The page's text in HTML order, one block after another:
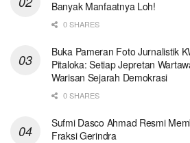
Banyak Manfaatnya Loh!
0 SHARES
Buka Pameran Foto Jurnalistik
Pitaloka: Setiap Jepretan
Warisan Sejarah Demokrasi
0 SHARES
Sufmi Dasco Ahmad Resmi
Fraksi Gerindra